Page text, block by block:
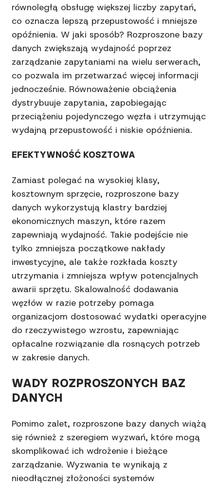
równoległą obsługę większej liczby zapytań,
co oznacza lepszą przepustowość i mniejsze
opóźnienia. W jaki sposób? Rozproszone bazy
danych zwiększają wydajność poprzez
zarządzanie zapytaniami na wielu serwerach,
co pozwala im przetwarzać więcej informacji
jednocześnie. Równoważenie obciążenia
dystrybuuje zapytania, zapobiegając
przeciążeniu pojedynczego węzła i utrzymując
wydajną przepustowość i niskie opóźnienia.
EFEKTYWNOŚĆ KOSZTOWA
Zamiast polegać na wysokiej klasy,
kosztownym sprzęcie, rozproszone bazy
danych wykorzystują klastry bardziej
ekonomicznych maszyn, które razem
zapewniają wydajność. Takie podejście nie
tylko zmniejsza początkowe nakłady
inwestycyjne, ale także rozkłada koszty
utrzymania i zmniejsza wpływ potencjalnych
awarii sprzętu. Skalowalność dodawania
węzłów w razie potrzeby pomaga
organizacjom dostosować wydatki operacyjne
do rzeczywistego wzrostu, zapewniając
opłacalne rozwiązanie dla rosnących potrzeb
w zakresie danych.
WADY ROZPROSZONYCH BAZ
DANYCH
Pomimo zalet, rozproszone bazy danych wiążą
się również z szeregiem wyzwań, które mogą
skomplikować ich wdrożenie i bieżące
zarządzanie. Wyzwania te wynikają z
nieodłącznej złożoności systemów